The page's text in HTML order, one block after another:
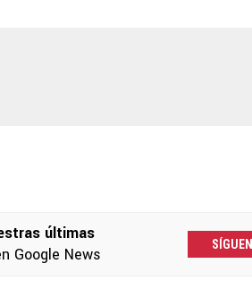
últimas
Google News